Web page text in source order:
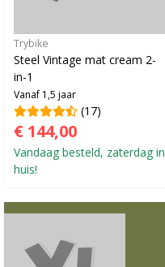
Trybike
Steel Vintage mat cream 2-
in-1
Vanaf 1,5 jaar
(17)
€ 144,00
Vandaag besteld, zaterdag in
huis!